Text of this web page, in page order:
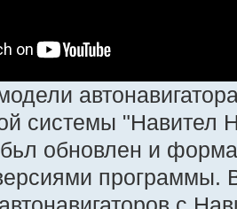
системы "Навител
обновлен и
программы.